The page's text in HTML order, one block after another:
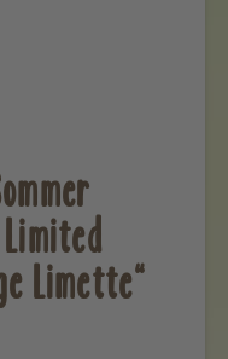
Limette“